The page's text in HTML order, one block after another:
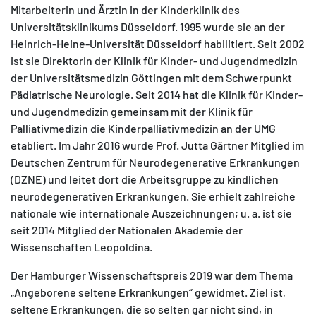
Mitarbeiterin und Ärztin in der Kinderklinik des
Universitätsklinikums Düsseldorf. 1995 wurde sie an der
Heinrich-Heine-Universität Düsseldorf habilitiert. Seit 2002
ist sie Direktorin der Klinik für Kinder- und Jugendmedizin
der Universitätsmedizin Göttingen mit dem Schwerpunkt
Pädiatrische Neurologie. Seit 2014 hat die Klinik für Kinder-
und Jugendmedizin gemeinsam mit der Klinik für
Palliativmedizin die Kinderpalliativmedizin an der UMG
etabliert. Im Jahr 2016 wurde Prof. Jutta Gärtner Mitglied im
Deutschen Zentrum für Neurodegenerative Erkrankungen
(DZNE) und leitet dort die Arbeitsgruppe zu kindlichen
neurodegenerativen Erkrankungen. Sie erhielt zahlreiche
nationale wie internationale Auszeichnungen; u. a. ist sie
seit 2014 Mitglied der Nationalen Akademie der
Wissenschaften Leopoldina.
Der Hamburger Wissenschaftspreis 2019 war dem Thema
„Angeborene seltene Erkrankungen“ gewidmet. Ziel ist,
seltene Erkrankungen, die so selten gar nicht sind, in